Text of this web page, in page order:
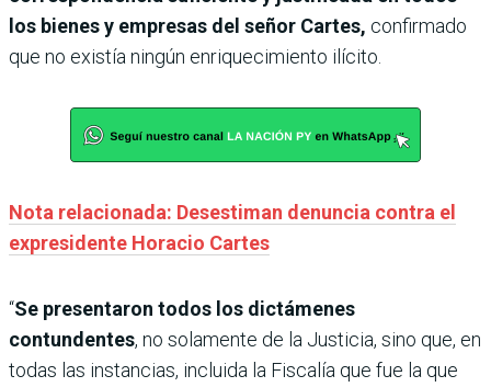
los bienes y empresas del señor Cartes, confirmado
que no existía ningún enriquecimiento ilícito.
Nota relacionada: Desestiman denuncia contra el
expresidente Horacio Cartes
“Se presentaron todos los dictámenes
contundentes, no solamente de la Justicia, sino que, en
todas las instancias, incluida la Fiscalía que fue la que